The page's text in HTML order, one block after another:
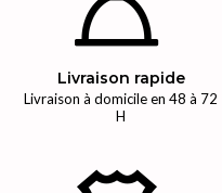
Livraison rapide
Livraison à domicile en 48 à 72
H